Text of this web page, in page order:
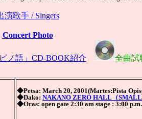
演歌手 / Singers
Concert Photo
ノ語」CD-BOOK紹介 全曲試
◆Petsa: March 20, 2001(Martes:Pista
◆Dako: NAKANO ZERO HALL（SMALL
◆Oras: open gate 2:30 am stage : 3:00